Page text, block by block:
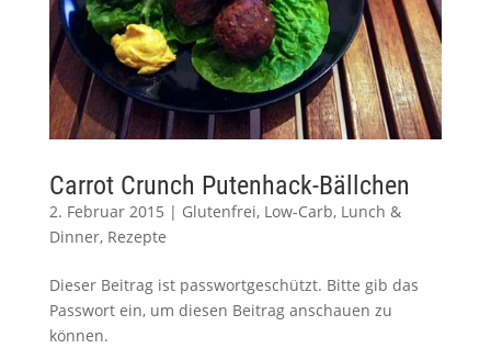
Carrot Crunch Putenhack-Bällchen
2. Februar 2015 | Glutenfrei, Low-Carb, Lunch &
Dinner, Rezepte
Dieser Beitrag ist passwortgeschützt. Bitte gib das
Passwort ein, um diesen Beitrag anschauen zu
können.